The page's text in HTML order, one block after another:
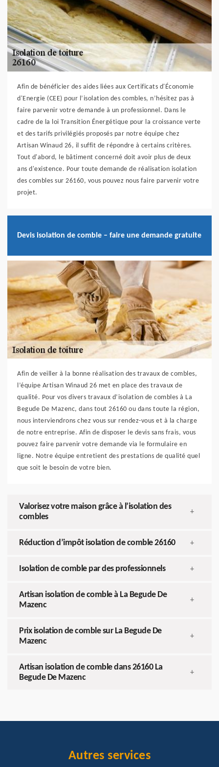
Afin de bénéficier des aides liées aux Certificats d'Économie
d'Energie (CEE) pour l’isolation des combles, n’hésitez pas à
faire parvenir votre demande à un professionnel. Dans le
cadre de la loi Transition Énergétique pour la croissance verte
et des tarifs privilégiés proposés par notre équipe chez
Artisan Winaud 26, il suffit de répondre à certains critères.
Tout d'abord, le bâtiment concerné doit avoir plus de deux
ans d'existence. Pour toute demande de réalisation isolation
des combles sur 26160, vous pouvez nous faire parvenir votre
projet.
Devis isolation de comble – faire une demande gratuite
Afin de veiller à la bonne réalisation des travaux de combles,
l’équipe Artisan Winaud 26 met en place des travaux de
qualité. Pour vos divers travaux d’isolation de combles à La
Begude De Mazenc, dans tout 26160 ou dans toute la région,
nous interviendrons chez vous sur rendez-vous et à la charge
de notre entreprise. Afin de disposer le devis sans frais, vous
pouvez faire parvenir votre demande via le formulaire en
ligne. Notre équipe entretient des prestations de qualité quel
que soit le besoin de votre bien.
Valorisez votre maison grâce à l’isolation des
combles
+
Réduction d’impôt isolation de comble 26160 +
Isolation de comble par des professionnels +
Artisan isolation de comble à La Begude De
Mazenc
+
Prix isolation de comble sur La Begude De
Mazenc
+
Artisan isolation de comble dans 26160 La
Begude De Mazenc
+
Autres services